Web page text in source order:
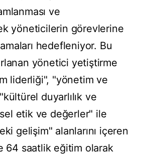
ve
yöneticilerin görevlerine
hedefleniyor. Bu
yönetici yetiştirme
liderliği", "yönetim ve
duyarlılık ve
etik ve değerler" ile
gelişim" alanlarını içeren
64 saatlik eğitim olarak